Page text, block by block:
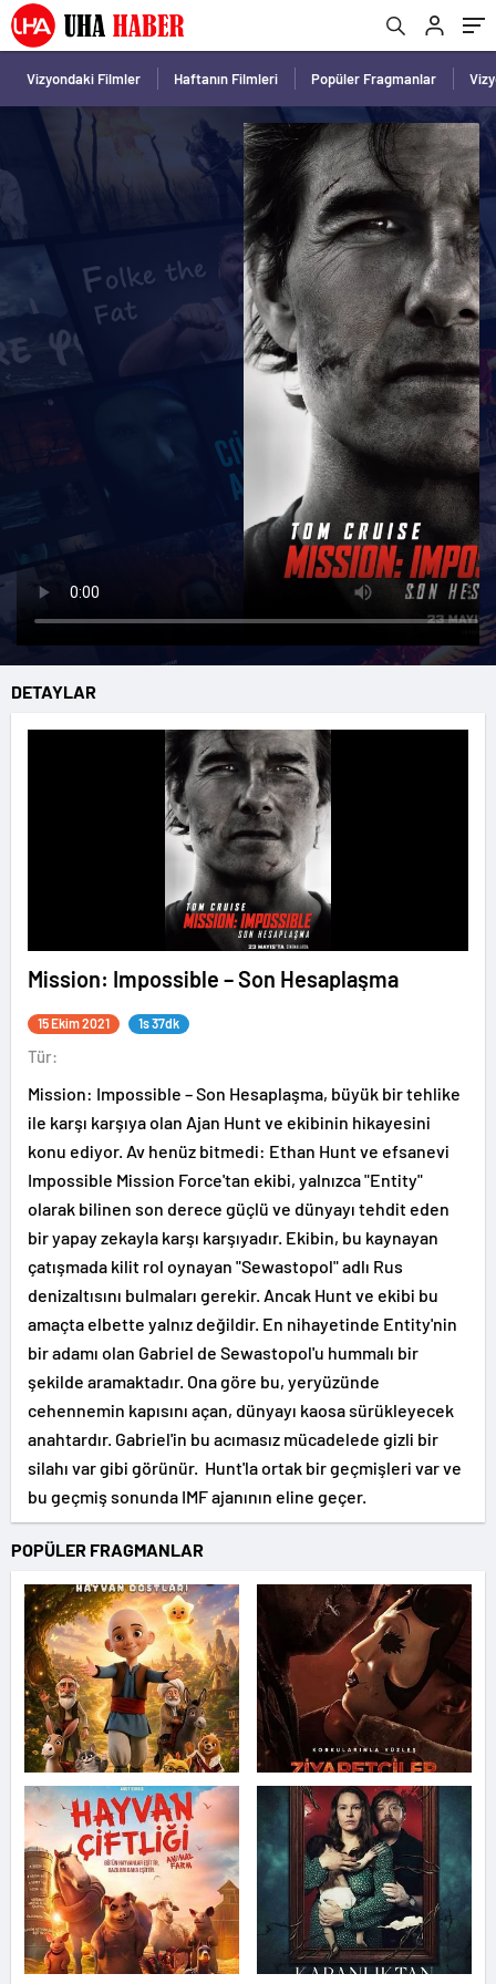
Vizyondaki Filmler Haftanın Filmleri Popüler Fragmanlar
DETAYLAR
Mission: Impossible – Son Hesaplaşma
15 Ekim 2021 1s 37dk
Tür:
Mission: Impossible – Son Hesaplaşma, büyük bir tehlike
ile karşı karşıya olan Ajan Hunt ve ekibinin hikayesini
konu ediyor. Av henüz bitmedi: Ethan Hunt ve efsanevi
Impossible Mission Force'tan ekibi, yalnızca "Entity"
olarak bilinen son derece güçlü ve dünyayı tehdit eden
bir yapay zekayla karşı karşıyadır. Ekibin, bu kaynayan
çatışmada kilit rol oynayan "Sewastopol" adlı Rus
denizaltısını bulmaları gerekir. Ancak Hunt ve ekibi bu
amaçta elbette yalnız değildir. En nihayetinde Entity'nin
bir adamı olan Gabriel de Sewastopol'u hummalı bir
şekilde aramaktadır. Ona göre bu, yeryüzünde
cehennemin kapısını açan, dünyayı kaosa sürükleyecek
anahtardır. Gabriel'in bu acımasız mücadelede gizli bir
silahı var gibi görünür. Hunt'la ortak bir geçmişleri var ve
bu geçmiş sonunda IMF ajanının eline geçer.
POPÜLER FRAGMANLAR